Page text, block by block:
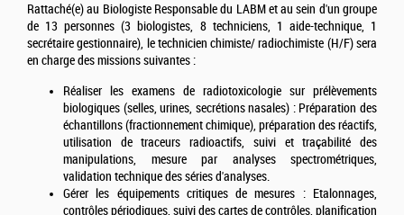
Rattaché(e) au Biologiste Responsable du LABM et au sein d'un groupe
de 13 personnes (3 biologistes, 8 techniciens, 1 aide-technique, 1
secrétaire gestionnaire), le technicien chimiste/ radiochimiste (H/F) sera
en charge des missions suivantes :
Réaliser les examens de radiotoxicologie sur prélèvements
biologiques (selles, urines, secrétions nasales) : Préparation des
échantillons (fractionnement chimique), préparation des réactifs,
utilisation de traceurs radioactifs, suivi et traçabilité des
manipulations, mesure par analyses spectrométriques,
validation technique des séries d'analyses.
Gérer les équipements critiques de mesures : Etalonnages,
contrôles périodiques, suivi des cartes de contrôles, planification